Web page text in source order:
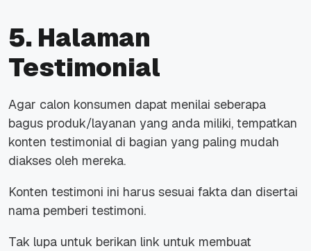
5. Halaman
Testimonial
Agar calon konsumen dapat menilai seberapa
bagus produk/layanan yang anda miliki, tempatkan
konten testimonial di bagian yang paling mudah
diakses oleh mereka.
Konten testimoni ini harus sesuai fakta dan disertai
nama pemberi testimoni.
Tak lupa untuk berikan link untuk membuat